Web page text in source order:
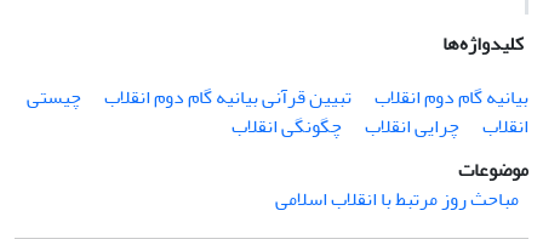
کلیدواژه‌ها
بیانیه گام دوم انقلاب
تبیین قرآنی بیانیه گام دوم انقلاب
چیستی
انقلاب
چرایی انقلاب
چگونگی انقلاب
موضوعات
مباحث روز مرتبط با انقلاب اسلامی